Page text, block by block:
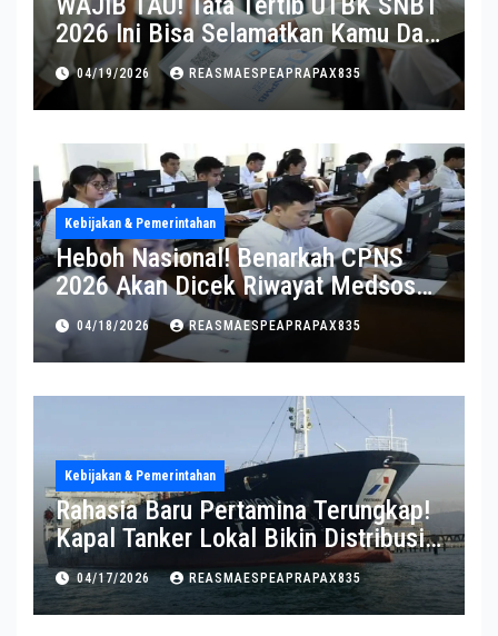
2026 Ini Bisa Selamatkan Kamu Dari
Diskualifikasi
04/19/2026 REASMAESPEAPRAPAX835
Kebijakan & Pemerintahan
Heboh Nasional! Benarkah CPNS
2026 Akan Dicek Riwayat Medsos?
Pernyataan BKN Bikin Heboh
04/18/2026 REASMAESPEAPRAPAX835
Kebijakan & Pemerintahan
Rahasia Baru Pertamina Terungkap!
Kapal Tanker Lokal Bikin Distribusi
RI Makin Kuat
04/17/2026 REASMAESPEAPRAPAX835